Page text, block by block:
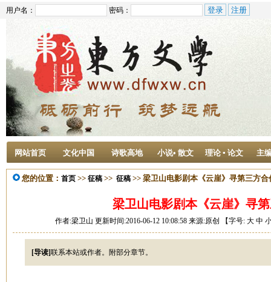
用户名： 密码：
网站首页 文化中国 诗歌高地 小说• 散文 理论 ▪ 论文 主
您的位置： 首页 >> 征稿 >> 征稿 >> 梁卫山电影剧本《云崖》寻第三方合
梁卫山电影剧本《云崖》寻
作者:梁卫山 更新时间:2016-06-12 10:08:58 来源:原创 【字号: 大 中
[导读]联系本站或作者。附部分章节。